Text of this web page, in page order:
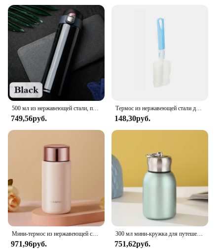
500 мл из нержавеющей стали, прыгающая крышка, термос, чашка-термос, кофе, чай, молоко, термобутылка
749,56руб.
Термос из нержавеющей стали для кофе и чая, 1000 мл
148,30руб.
Мини-термос из нержавеющей стали, 230 мл, 316
971,96руб.
300 мл мини-кружка для путешествий из нержавеющей стали, термобутылка для воды, герметичный спортивный стакан с вакуумной изоляцией, бутылка для горячей и холодной воды
751,62руб.